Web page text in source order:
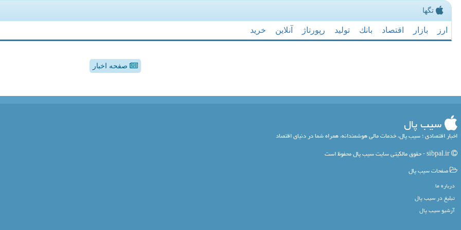
تگها
ارز بازار اقتصاد بانك تولید رپورتاژ آنلاین خرید
صفحه اخبار
سیب پال
اخبار اقتصادی ؛ سیب پال، خدمات مالی هوشمندانه، همراه شما در دنیای اقتصاد
صفحات سیب پال
درباره ما
تبلیغ در سیب پال
آرشیو سیب پال